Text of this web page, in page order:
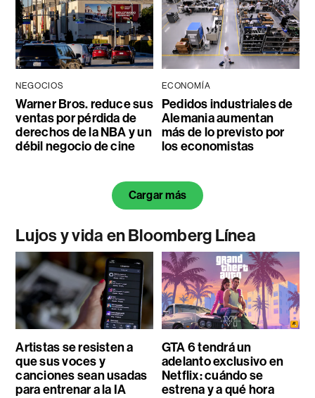
NEGOCIOS
Warner Bros. reduce sus
ventas por pérdida de
derechos de la NBA y un
débil negocio de cine
ECONOMÍA
Pedidos industriales de
Alemania aumentan
más de lo previsto por
los economistas
Cargar más
Lujos y vida en Bloomberg Línea
Artistas se resisten a
que sus voces y
canciones sean usadas
para entrenar a la IA
GTA 6 tendrá un
adelanto exclusivo en
Netflix: cuándo se
estrena y a qué hora